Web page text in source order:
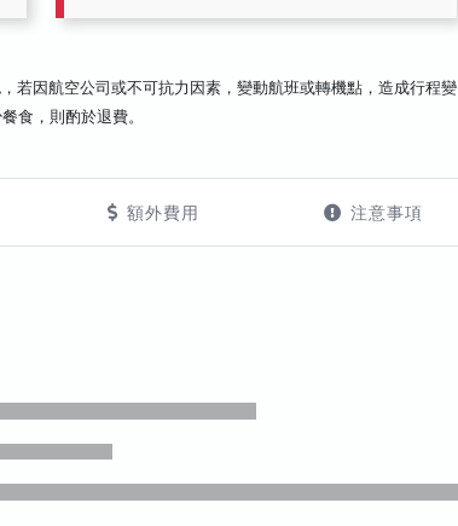
若因航空公司或不可抗力因素，變動航班或轉機點，造成行程變
食，則酌於退費。
額外費用 注意事項